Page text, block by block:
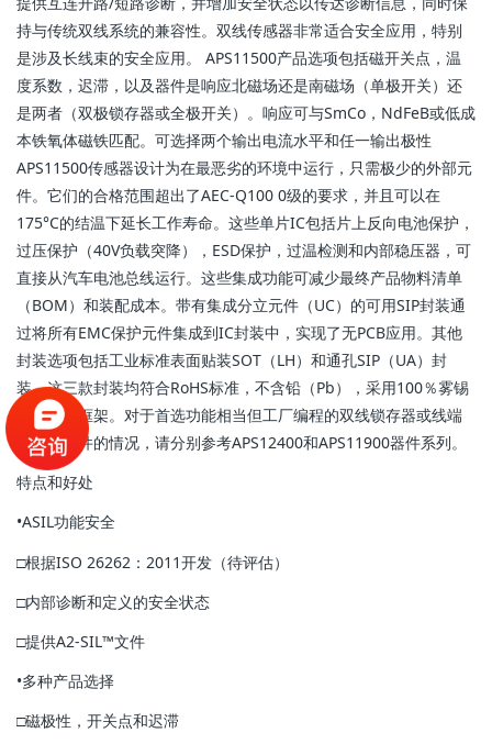
持与传统双线系统的兼容性。双线传感器非常适合安全应用，特别
是涉及长线束的安全应用。 APS11500产品选项包括磁开关点，温
度系数，迟滞，以及器件是响应北磁场还是南磁场（单极开关）还
是两者（双极锁存器或全极开关）。响应可与SmCo，NdFeB或低成
本铁氧体磁铁匹配。可选择两个输出电流水平和任一输出极性
APS11500传感器设计为在最恶劣的环境中运行，只需极少的外部元
件。它们的合格范围超出了AEC-Q100 0级的要求，并且可以在
175°C的结温下延长工作寿命。这些单片IC包括片上反向电池保护，
过压保护（40V负载突降），ESD保护，过温检测和内部稳压器，可
直接从汽车电池总线运行。这些集成功能可减少最终产品物料清单
（BOM）和装配成本。带有集成分立元件（UC）的可用SIP封装通
过将所有EMC保护元件集成到IC封装中，实现了无PCB应用。其他
封装选项包括工业标准表面贴装SOT（LH）和通孔SIP（UA）封
装。这三款封装均符合RoHS标准，不含铅（Pb），采用100％雾锡
电镀引线框架。对于首选功能相当但工厂编程的双线锁存器或线端
可编程器件的情况，请分别参考APS12400和APS11900器件系列。
特点和好处
•ASIL功能安全
□根据ISO 26262：2011开发（待评估）
□内部诊断和定义的安全状态
□提供A2-SIL™文件
•多种产品选择
□磁极性，开关点和迟滞